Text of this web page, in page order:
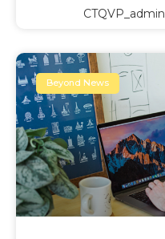
CTQVP_admin
Beyond News